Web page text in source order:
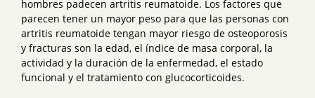
hombres padecen artritis reumatoide. Los factores que
parecen tener un mayor peso para que las personas con
artritis reumatoide tengan mayor riesgo de osteoporosis
y fracturas son la edad, el índice de masa corporal, la
actividad y la duración de la enfermedad, el estado
funcional y el tratamiento con glucocorticoides.